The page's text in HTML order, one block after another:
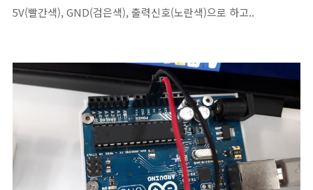
5V(빨간색), GND(검은색), 출력신호(노란색)으로 하고..